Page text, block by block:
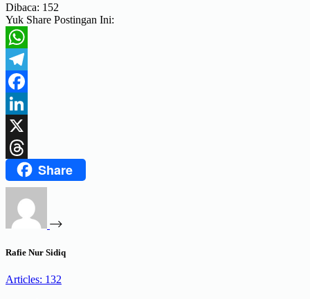
Dibaca: 152
Yuk Share Postingan Ini:
WhatsApp
Telegram
Facebook
LinkedIn
X
ThreadsShare
Rafie Nur Sidiq
Articles: 132